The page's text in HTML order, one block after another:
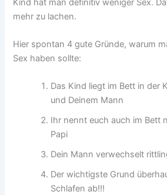
Kind hat man definitiv weniger Sex.
mehr zu lachen.
Hier spontan 4 gute Gründe, warum
Sex haben sollte:
Das Kind liegt im Bett in der
und Deinem Mann
Ihr nennt euch auch im Bett
Papi
Dein Mann verwechselt
Der wichtigste Grund
Schlafen ab!!!